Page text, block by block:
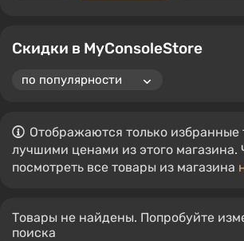
Скидки в MyConsoleStore
Отображаются только избранные
лучшими ценами из этого магазина.
посмотреть все товары из магазина
Товары не найдены. Попробуйте
поиска